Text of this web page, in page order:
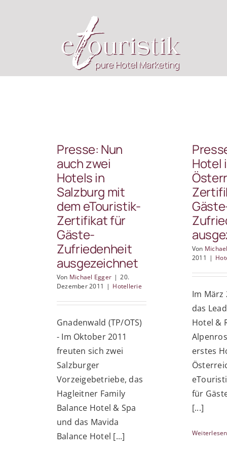
Presse: Nun
auch zwei
Hotels in
Salzburg mit
dem eTouristik-
Zertifikat für
Gäste-
Zufriedenheit
ausgezeichnet
Von Michael Egger | 20.
Dezember 2011 | Hotellerie
Gnadenwald (TP/OTS)
- Im Oktober 2011
freuten sich zwei
Salzburger
Vorzeigebetriebe, das
Hagleitner Family
Balance Hotel & Spa
und das Mavida
Balance Hotel [...]
Hotel
Von
2011 |
Im März
das
Hotel &
erstes
für
[...]
Weiterlesen